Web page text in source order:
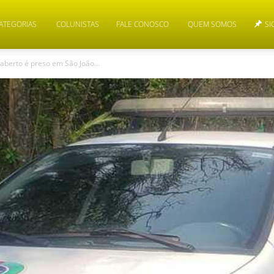
COLUNISTAS FALE CONOSCO QUEM SOMOS
é preso em São João...